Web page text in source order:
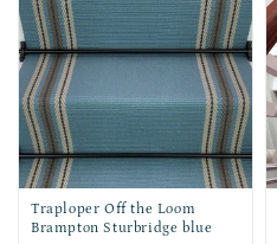
Traploper Off the Loom
Brampton Sturbridge blue